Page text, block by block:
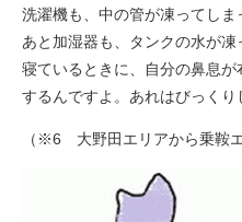
洗濯機も、中の管が凍ってしま
あと加湿器も、タンクの水が凍
寝ているときに、自分の鼻息
するんですよ。あれはびっくり
（※6 大野田エリアから乗鞍